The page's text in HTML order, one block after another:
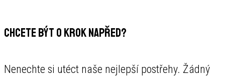
CHCETE BÝT O KROK NAPŘED?
Nenechte si utéct naše nejlepší postřehy. Žádný